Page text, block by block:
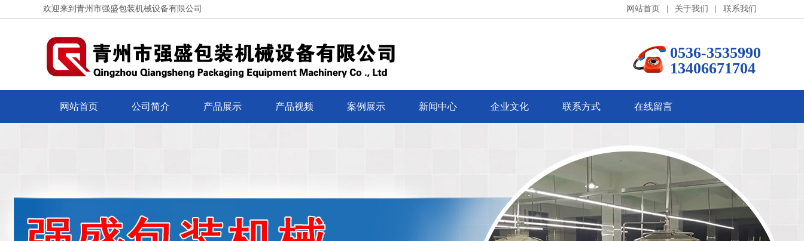
欢迎来到青州市强盛包装机械设备有限公司 网站首页 关于我们 联系我们
0536-3535990
13406671704
网站首页 公司简介 产品展示 产品视频 案例展示 新闻中心 企业文化 联系方式 在线留言